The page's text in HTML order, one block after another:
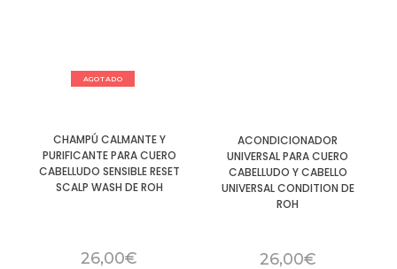
AGOTADO
CHAMPÚ CALMANTE Y
PURIFICANTE PARA CUERO
CABELLUDO SENSIBLE RESET
SCALP WASH DE ROH
26,00€
ACONDICIONADOR
UNIVERSAL PARA CUERO
CABELLUDO Y CABELLO
UNIVERSAL CONDITION DE
ROH
26,00€